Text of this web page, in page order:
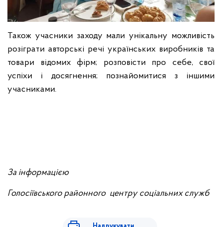
Також учасники заходу мали унікальну можливість
розіграти авторські речі українських виробників та
товари відомих фірм; розповісти про себе, свої
успіхи і досягнення; познайомитися з іншими
учасниками.
За інформацією
Голосіївського районного центру соціальних служб